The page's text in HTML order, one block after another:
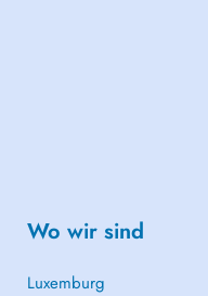
Wo wir sind
Luxemburg